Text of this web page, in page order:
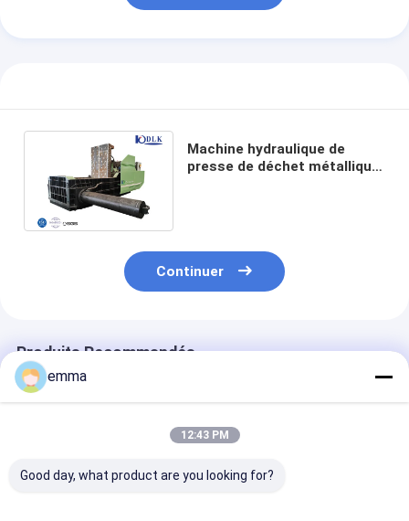
Machine hydraulique de
presse de déchet métallique
Continuer
Produits Recommandés
emma
12:43 PM
Good day, what product are you looking for?